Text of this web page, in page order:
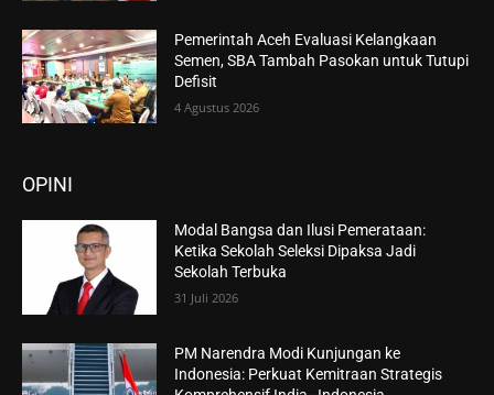
Pemerintah Aceh Evaluasi Kelangkaan
Semen, SBA Tambah Pasokan untuk Tutupi
Defisit
4 Agustus 2026
OPINI
Modal Bangsa dan Ilusi Pemerataan:
Ketika Sekolah Seleksi Dipaksa Jadi
Sekolah Terbuka
31 Juli 2026
PM Narendra Modi Kunjungan ke
Indonesia: Perkuat Kemitraan Strategis